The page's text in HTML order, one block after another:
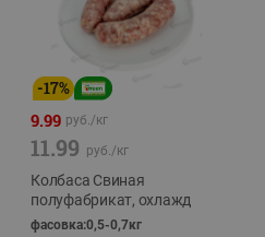
-17%
9.99 руб./кг
11.99 руб./кг
Колбаса Свиная
полуфабрикат, охлажд
фасовка:0,5-0,7кг